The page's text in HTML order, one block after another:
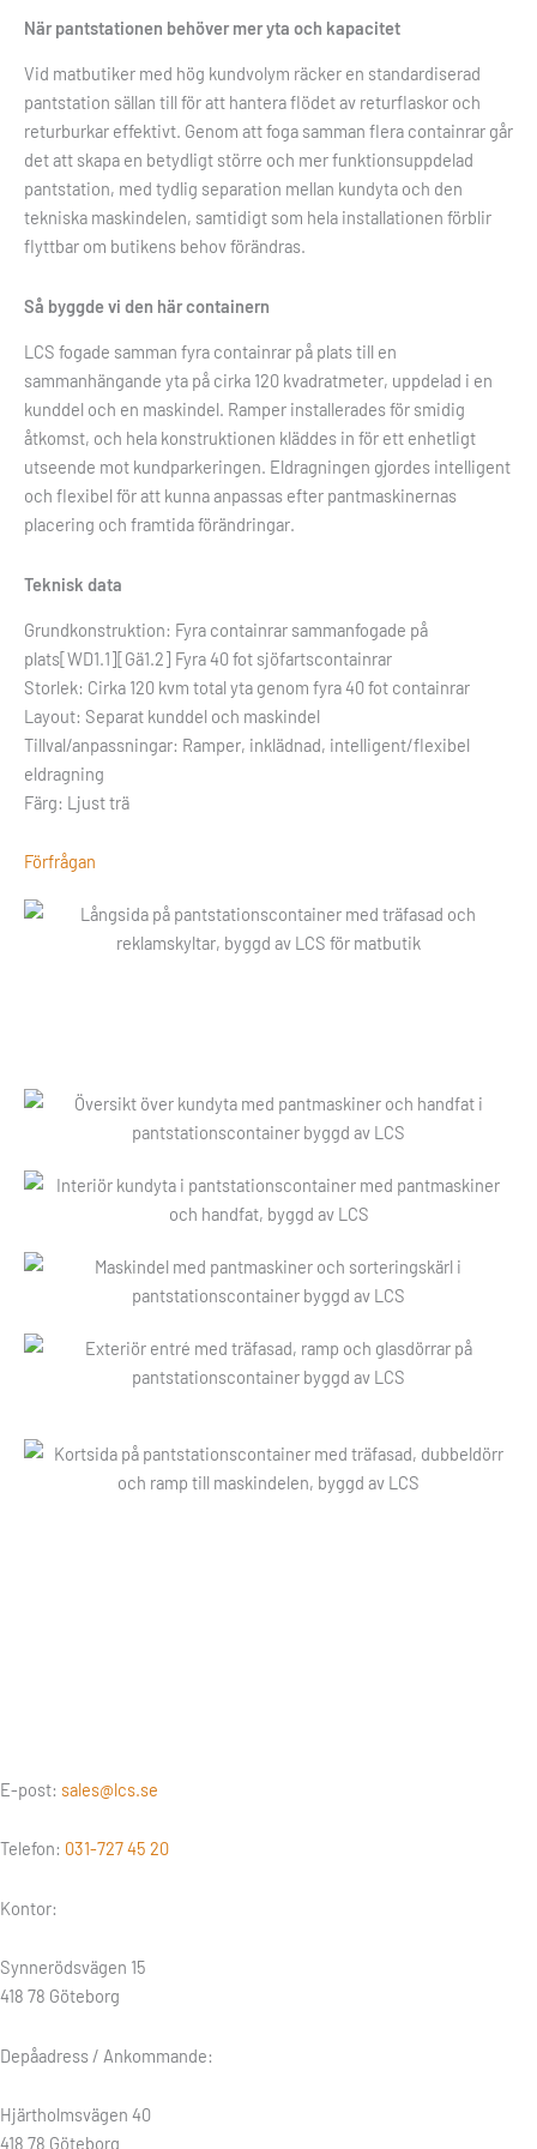
När pantstationen behöver mer yta och kapacitet
Vid matbutiker med hög kundvolym räcker en standardiserad
pantstation sällan till för att hantera flödet av returflaskor och
returburkar effektivt. Genom att foga samman flera containrar går
det att skapa en betydligt större och mer funktionsuppdelad
pantstation, med tydlig separation mellan kundyta och den
tekniska maskindelen, samtidigt som hela installationen förblir
flyttbar om butikens behov förändras.
Så byggde vi den här containern
LCS fogade samman fyra containrar på plats till en
sammanhängande yta på cirka 120 kvadratmeter, uppdelad i en
kunddel och en maskindel. Ramper installerades för smidig
åtkomst, och hela konstruktionen kläddes in för ett enhetligt
utseende mot kundparkeringen. Eldragningen gjordes intelligent
och flexibel för att kunna anpassas efter pantmaskinernas
placering och framtida förändringar.
Teknisk data
Grundkonstruktion: Fyra containrar sammanfogade på
plats[WD1.1][Gä1.2] Fyra 40 fot sjöfartscontainrar
Storlek: Cirka 120 kvm total yta genom fyra 40 fot containrar
Layout: Separat kunddel och maskindel
Tillval/anpassningar: Ramper, inklädnad, intelligent/flexibel
eldragning
Färg: Ljust trä
Förfrågan
E-post: sales@lcs.se
Telefon: 031-727 45 20
Kontor:
Synnerödsvägen 15
418 78 Göteborg
Depåadress / Ankommande:
Hjärtholmsvägen 40
418 78 Göteborg